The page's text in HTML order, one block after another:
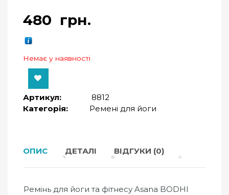
480 грн.
Немає у наявності
Артикул:
8812
Категорія:
Ремені для йоги
ОПИС ДЕТАЛІ ВІДГУКИ (0)
Ремінь для йоги та фітнесу Asana BODHI